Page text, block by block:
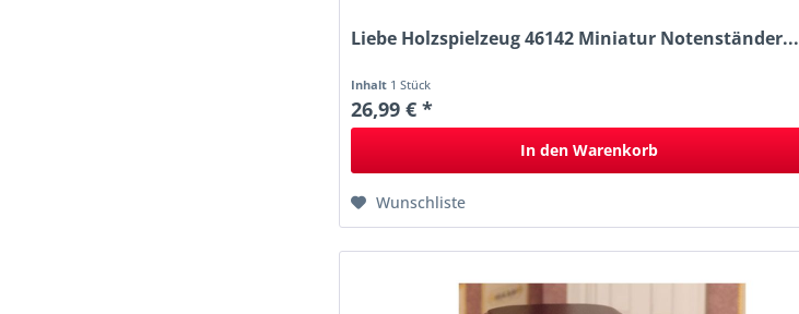
Liebe Holzspielzeug 46142 Miniatur Notenständer...
Inhalt 1 Stück
26,99 € *
In den Warenkorb
Wunschliste